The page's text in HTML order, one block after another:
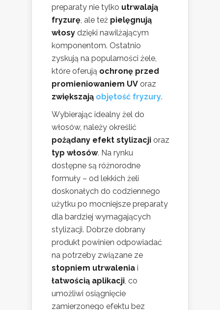
preparaty nie tylko utrwalają
fryzurę, ale też pielęgnują
włosy dzięki nawilżającym
komponentom. Ostatnio
zyskują na popularności żele,
które oferują ochronę przed
promieniowaniem UV oraz
zwiększają objętość fryzury.
Wybierając idealny żel do
włosów, należy określić
pożądany efekt stylizacji oraz
typ włosów. Na rynku
dostępne są różnorodne
formuły – od lekkich żeli
doskonałych do codziennego
użytku po mocniejsze preparaty
dla bardziej wymagających
stylizacji. Dobrze dobrany
produkt powinien odpowiadać
na potrzeby związane ze
stopniem utrwalenia i
łatwością aplikacji, co
umożliwi osiągnięcie
zamierzonego efektu bez